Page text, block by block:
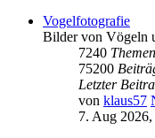
Vogelfotografie
Bilder von Vögeln
7240 Themen
75200
Letzter
von klaus57
7. Aug 2026,